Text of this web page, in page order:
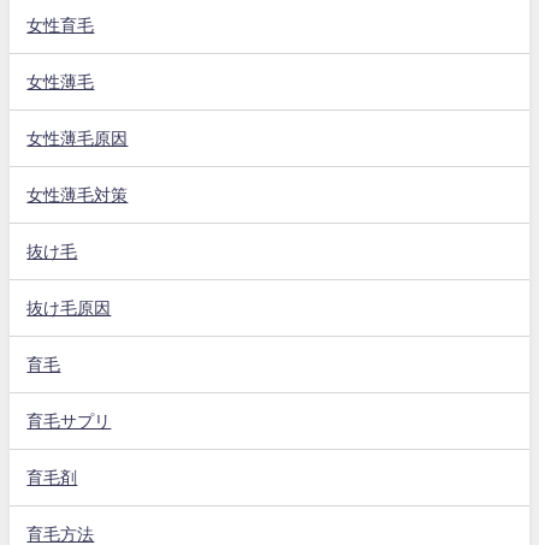
女性育毛
女性薄毛
女性薄毛原因
女性薄毛対策
抜け毛
抜け毛原因
育毛
育毛サプリ
育毛剤
育毛方法